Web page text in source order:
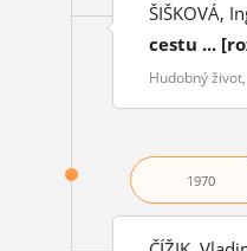
ŠIŠKOVÁ,
cestu ...
Hudobný
1970